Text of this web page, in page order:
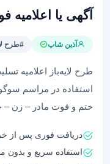
آگهی یا اعلامیه
آذین شاپ #طرح
طرح لایه‌باز اعلامیه
استفاده در مراسم
ختم و فوت مادر – زن –
دریافت فوری پس از
استفاده سریع و بدون